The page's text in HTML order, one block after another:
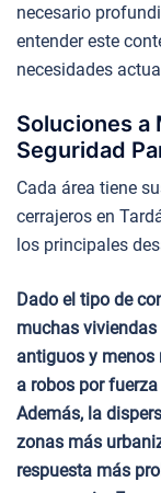
necesario
entender este
necesidades
Soluciones a
Seguridad
Cada área tiene
cerrajeros en
los principales
Dado el tipo de
muchas
antiguos y menos
a robos por
Además, la
zonas más
respuesta más